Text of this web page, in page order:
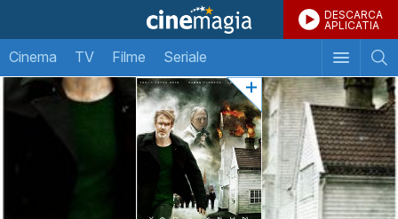
DESCARCA
APLICATIA
Cinema TV Filme Seriale